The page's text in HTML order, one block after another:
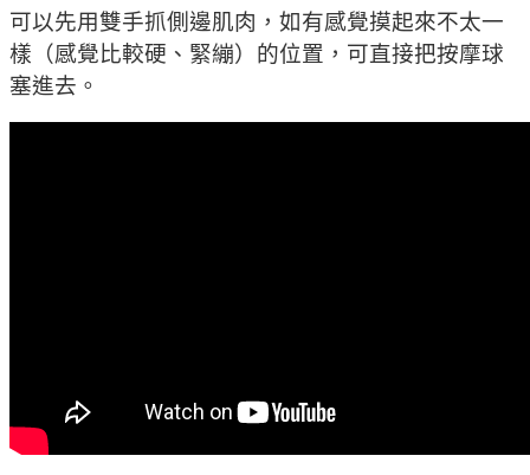
可以先用雙手抓側邊肌肉，如有感覺摸起來不太一
樣（感覺比較硬、緊繃）的位置，可直接把按摩球
塞進去。